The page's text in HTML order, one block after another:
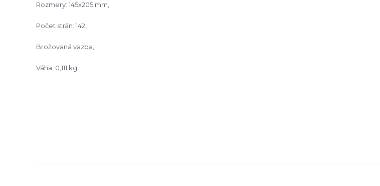
Rozmery: 145x205 mm,
Počet strán: 142,
Brožovaná väzba,
Váha: 0,111 kg